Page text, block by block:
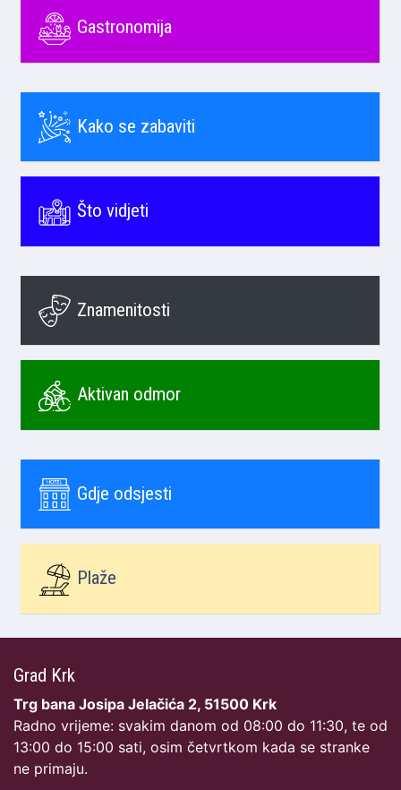
Gastronomija
Kako se zabaviti
Što vidjeti
Znamenitosti
Aktivan odmor
Gdje odsjesti
Plaže
Grad Krk
Trg bana Josipa Jelačića 2, 51500 Krk
Radno vrijeme: svakim danom od 08:00 do 11:30, te od
13:00 do 15:00 sati, osim četvrtkom kada se stranke
ne primaju.